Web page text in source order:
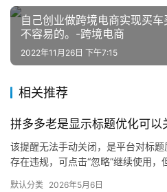
跨
境
电
媒
体
社
登录
自己创业做跨境电商实现买
不容易的。-跨境电商
2022年11月26日 下午7:15
相关推荐
拼多多老是显示标题优化可以
该提醒无法手动关闭，是平台对标
存在违规，可点击“忽略”继续使用
默认分类 2026年5月6日